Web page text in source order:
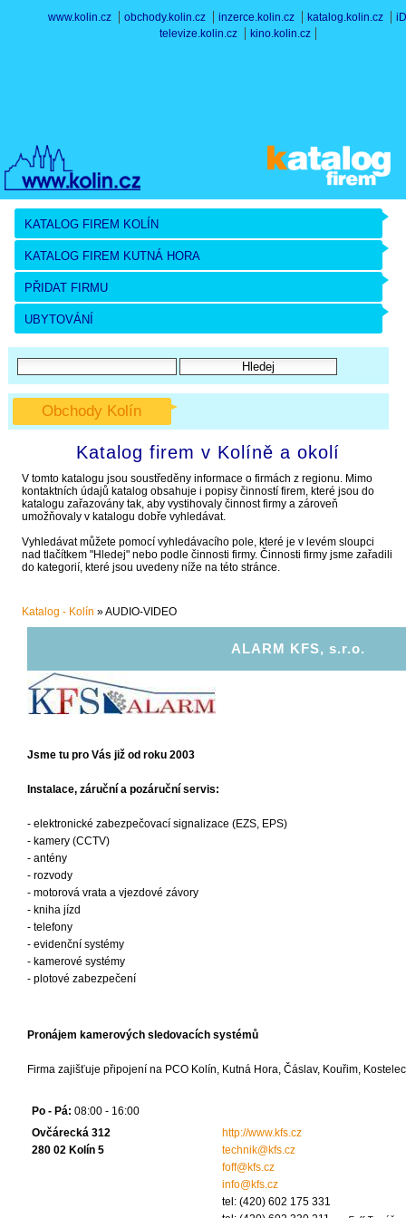
www.kolin.cz obchody.kolin.cz inzerce.kolin.cz katalog.kolin.cz
televize.kolin.cz
kino.kolin.cz
KATALOG FIREM KOLÍN
KATALOG FIREM KUTNÁ HORA
PŘIDAT FIRMU
UBYTOVÁNÍ
Obchody Kolín
Katalog firem v Kolíně a okolí
V tomto katalogu jsou soustředěny informace o firmách z regionu. Mimo
kontaktních údajů katalog obsahuje i popisy činností firem, které jsou do
katalogu zařazovány tak, aby vystihovaly činnost firmy a zároveň
umožňovaly v katalogu dobře vyhledávat.
Vyhledávat můžete pomocí vyhledávacího pole, které je v levém sloupci
nad tlačítkem "Hledej" nebo podle činnosti firmy. Činnosti firmy jsme zařadili
do kategorií, které jsou uvedeny níže na této stránce.
Katalog - Kolín »AUDIO-VIDEO
ALARM KFS, s.r.o.
Jsme tu pro Vás již od roku 2003
Instalace, záruční a pozáruční servis:
- elektronické zabezpečovací signalizace (EZS, EPS)
- kamery (CCTV)
- antény
- rozvody
- motorová vrata a vjezdové závory
- kniha jízd
- telefony
- evidenční systémy
- kamerové systémy
- plotové zabezpečení
Pronájem kamerových sledovacích systémů
Firma zajišťuje připojení na PCO Kolín, Kutná Hora, Čáslav, Kouřim,
Po - Pá: 08:00 - 16:00
Ovčárecká 312
280 02 Kolín 5
http://www.kfs.cz
technik@kfs.cz
foff@kfs.cz
info@kfs.cz
tel: (420) 602 175 331